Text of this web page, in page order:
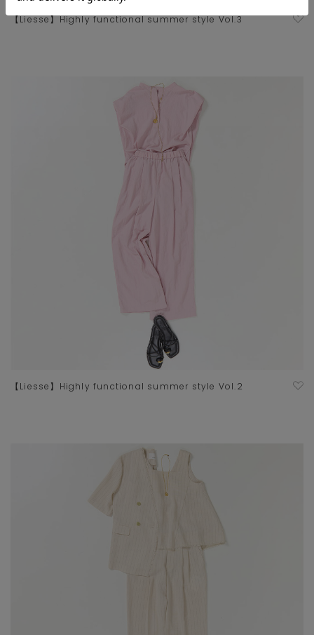
【Liesse】Highly functional summer style Vol.3
【Liesse】Highly functional summer style Vol.2